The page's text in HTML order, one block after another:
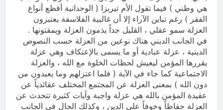
هي وطني ) فيما تقول الأم تيريزا ( الوحدانية أفظع أنواع
الفقر ) رغم تباين الآراء إلا أن غالبية الفلاسفة يعتبرون
العزلة سمو عقلي ، القليل جداً يذمون العزلة ويمقتونها .
في الجانب الديني هناك نوعين من العزلة حسب النصوص
الدينية ، عزلة عبادية أو ما يسمى بالإعتكاف وهي عزلة
يقررها المؤمن ليعيش لحظات الخلوة مع الله ، والعزلة
الاجتماعية كما جاء في الآية ( فلما اعتزلهم وما يعبدون من
دون الله ) بمعنى العزلة عن المجتمع المختلف عقائدياً عن
عقيدة المؤمن بالله هي عزلة واجبة وآيات كثيرة تتحدث عن
العزلة حفاظاً وخوفاً على الدين ، وكذلك الحال في الجانب